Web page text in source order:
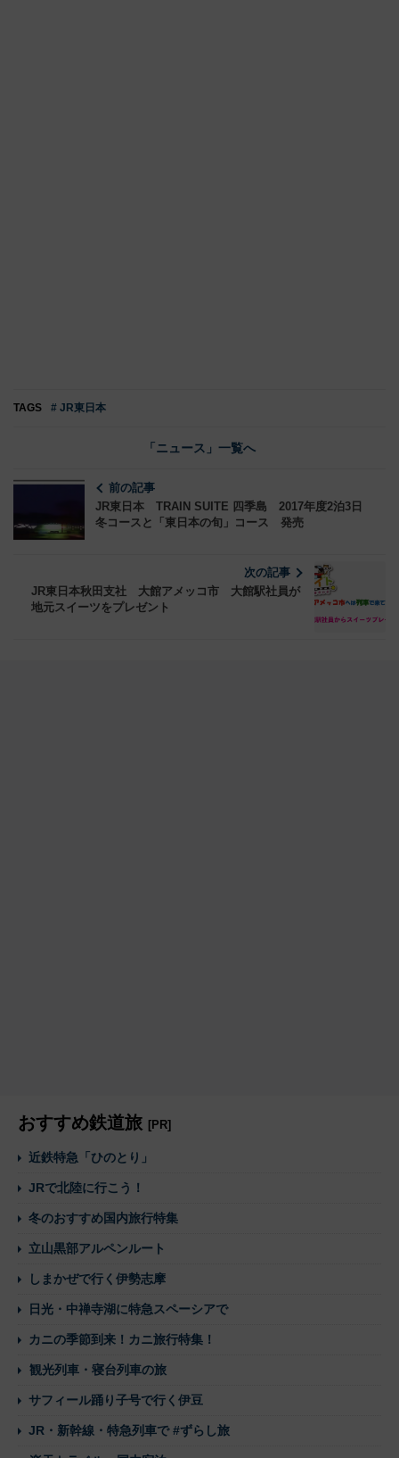
TAGS # JR東日本
「ニュース」一覧へ
前の記事
JR東日本 TRAIN SUITE 四季島 2017年度2泊3日
冬コースと「東日本の旬」コース 発売
次の記事
JR東日本秋田支社 大館アメッコ市 大館駅社員が
地元スイーツをプレゼント
おすすめ鉄道旅 [PR]
近鉄特急「ひのとり」
JRで北陸に行こう！
冬のおすすめ国内旅行特集
立山黒部アルペンルート
しまかぜで行く伊勢志摩
日光・中禅寺湖に特急スペーシアで
カニの季節到来！カニ旅行特集！
観光列車・寝台列車の旅
サフィール踊り子号で行く伊豆
JR・新幹線・特急列車で #ずらし旅